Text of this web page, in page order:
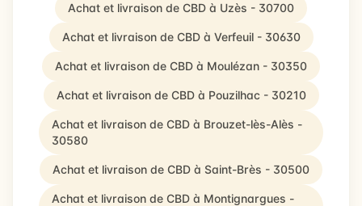
Achat et livraison de CBD à Uzès - 30700
Achat et livraison de CBD à Verfeuil - 30630
Achat et livraison de CBD à Moulézan - 30350
Achat et livraison de CBD à Pouzilhac - 30210
Achat et livraison de CBD à Brouzet-lès-Alès -
30580
Achat et livraison de CBD à Saint-Brès - 30500
Achat et livraison de CBD à Montignargues -